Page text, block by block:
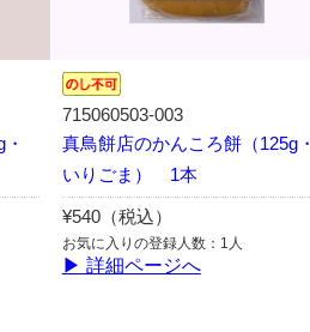
715060503-003
真鳥餅店のかんころ餅（125g・
いりごま） 1本
¥540（税込）
お気に入りの登録人数：1人
▶ 詳細ページへ